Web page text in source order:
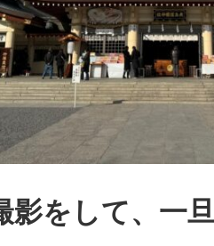
影をして、一